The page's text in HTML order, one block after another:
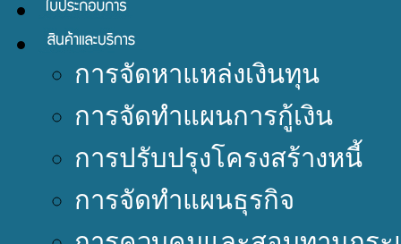
การจัดหาแหล่งเงินทุน
การจัดทำแผนการกู้เงิน
การปรับปรุงโครงสร้างหนี้
การจัดทำแผนธุรกิจ